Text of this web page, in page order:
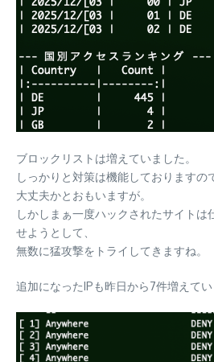
ブロックリストは増えていました。
しっかりと対策は機能しておりますの
大丈夫かとおもいますが。
しかしまぁ一度ハックされたサイトは
せようとして、
無数に猛攻撃をトライしてきますね。
追加になったIPも昨日から7件増えてい